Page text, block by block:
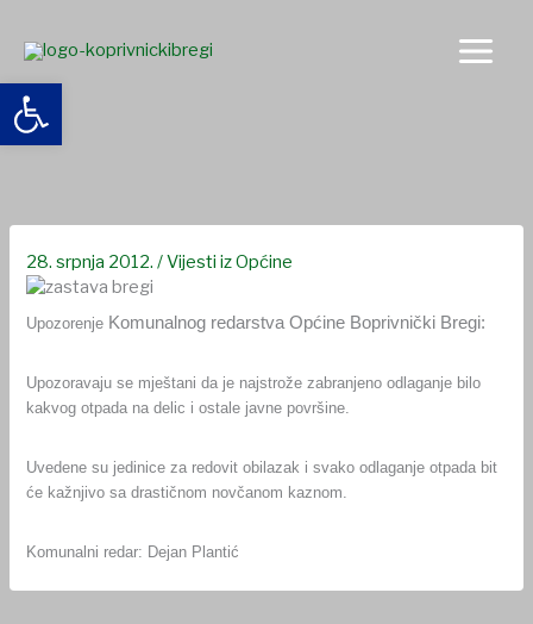
Open toolbar
content
Upozorenje Komunalnog redarstva Općine Boprivnički Bregi
28. srpnja 2012./Vijesti iz Općine
Upozorenje Komunalnog redarstva Općine Boprivnički Bregi:
Upozoravaju se mještani da je najstrože zabranjeno odlaganje bilo
kakvog otpada na delic i ostale javne površine.
Uvedene su jedinice za redovit obilazak i svako odlaganje otpada bit
će kažnjivo sa drastičnom novčanom kaznom.
Komunalni redar: Dejan Plantić